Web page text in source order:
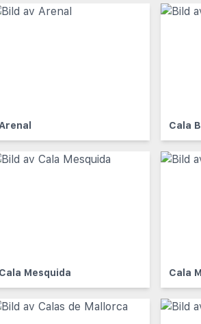
Arenal Cala
Cala Mesquida Cala